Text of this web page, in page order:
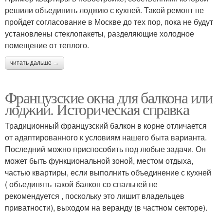
решили объединить лоджию с кухней. Такой ремонт не
пройдет согласование в Москве до тех пор, пока не будут
установлены стеклопакеты, разделяющие холодное
помещение от теплого.
читать дальше →
Французские окна для балкона или
лоджии. Историческая справка
Традиционный французский балкон в корне отличается
от адаптированного к условиям нашего быта варианта.
Последний можно приспособить под любые задачи. Он
может быть функциональной зоной, местом отдыха,
частью квартиры, если выполнить объединение с кухней
( объединять такой балкон со спальней не
рекомендуется , поскольку это лишит владельцев
приватности), выходом на веранду (в частном секторе).